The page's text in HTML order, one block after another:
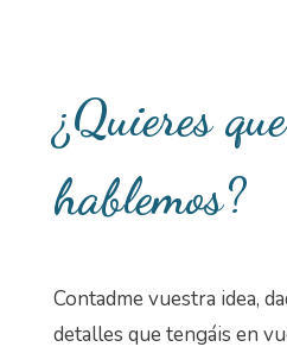
¿Quieres que
hablemos?
Contadme vuestra idea,
detalles que tengáis en